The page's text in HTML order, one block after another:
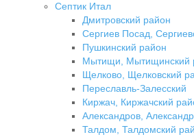
Септик Итал
Дмитровский район
Сергиев Посад,
Пушкинский район
Мытищи, Мытищинский
Щелково, Щелковский
Переславль-Залесский
Киржач, Киржачский
Александров,
Талдом, Талдомский